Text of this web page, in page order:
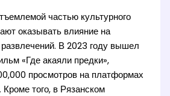
частью культурного
оказывать влияние на
В 2023 году вышел
«Где акаяли предки»,
просмотров на платформах
того, в Рязанском